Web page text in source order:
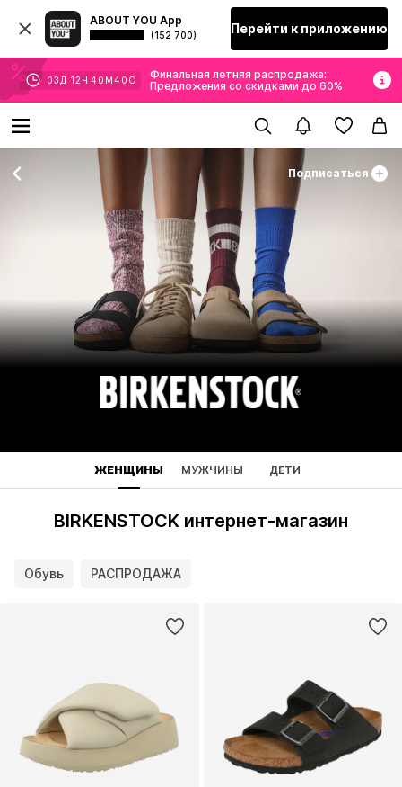
ABOUT YOU App
(152 700) Перейти к приложению
03 Д 12 Ч 40 М 39 С
Финальная летняя распродажа:
Предложения со скидками до 60%
Подписаться
ЖЕНЩИНЫ МУЖЧИНЫ ДЕТИ
BIRKENSTOCK интернет-магазин
Обувь РАСПРОДАЖА